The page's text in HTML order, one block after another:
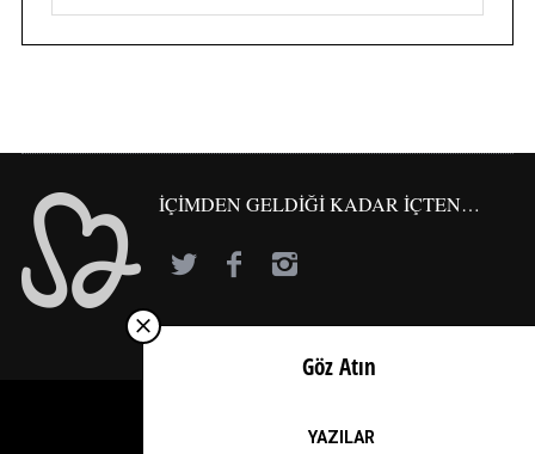
Göz Atın
YAZILAR
İÇİMDEN GELDİĞİ KADAR İÇTEN…